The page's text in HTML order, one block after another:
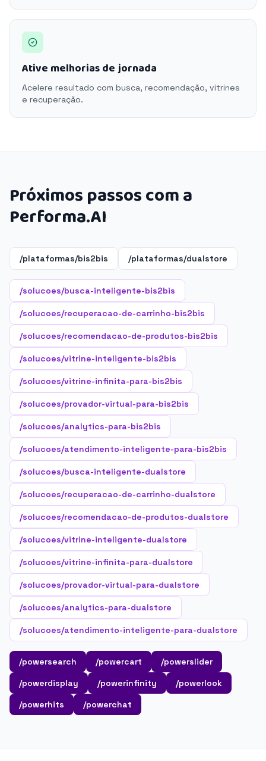
Ative melhorias de jornada
Acelere resultado com busca, recomendação, vitrines
e recuperação.
Próximos passos com a
Performa.AI
/plataformas/bis2bis /plataformas/dualstore
/solucoes/busca-inteligente-bis2bis
/solucoes/recuperacao-de-carrinho-bis2bis
/solucoes/recomendacao-de-produtos-bis2bis
/solucoes/vitrine-inteligente-bis2bis
/solucoes/vitrine-infinita-para-bis2bis
/solucoes/provador-virtual-para-bis2bis
/solucoes/analytics-para-bis2bis
/solucoes/atendimento-inteligente-para-bis2bis
/solucoes/busca-inteligente-dualstore
/solucoes/recuperacao-de-carrinho-dualstore
/solucoes/recomendacao-de-produtos-dualstore
/solucoes/vitrine-inteligente-dualstore
/solucoes/vitrine-infinita-para-dualstore
/solucoes/provador-virtual-para-dualstore
/solucoes/analytics-para-dualstore
/solucoes/atendimento-inteligente-para-dualstore
/powersearch /powercart
/powerslider
/powerdisplay
/powerinfinity
/powerlook
/powerhits
/powerchat